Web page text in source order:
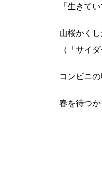
「生きて
山桜かく
（「サイ
コンビニ
春を待つ